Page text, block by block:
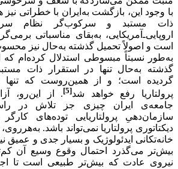
با وجود این، بازگشت به‌ایران با خطراتی
ذات مستبد و سرکوب‌گر نظام
اروپایی‌ـ‌آمریکایی، به‌بقای مناسباتی
است و اصولاً تحمیل گذشته به‌حال نیز
به‌طور نسبتاً مبسوطی استدلال کرده‌ام که
گذشته به‌حال تنها در استقرار ذات
گردیده است؛ و از همین‌روست که تنها
پرولتاریا رفع خواهد شد[5]
. از این‌رو،
جامعه‌ی ایران چیزی جز تلاش در
سازمان‌دهیِ پرولتاریایی توده‌های
دیکتاتوری پرولتاریا نمی‌تواند باشد.
خانه‌تکانی ایدئولوژیک و بسیار جدی و عمیق
بیش‌تر می‌گذرد احتمال وقوع وسیع آن
نیروی عادت که بیش‌تر طبیعی است تا